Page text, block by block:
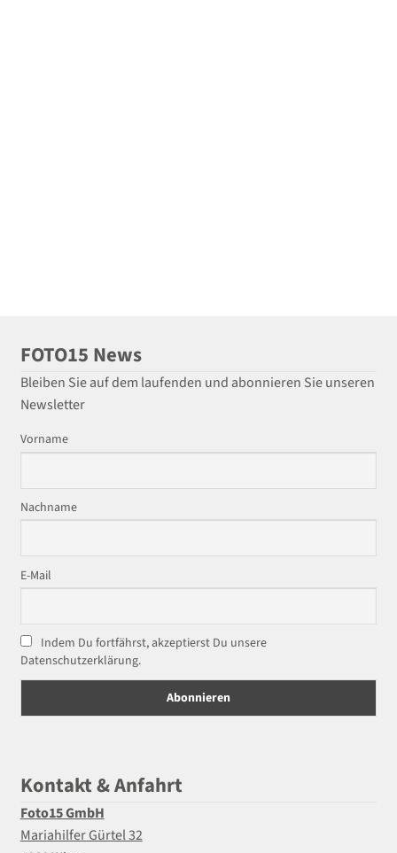
FOTO15 News
Bleiben Sie auf dem laufenden und abonnieren Sie unseren
Newsletter
Vorname
Nachname
E-Mail
Indem Du fortfährst, akzeptierst Du unsere
Datenschutzerklärung.
Kontakt & Anfahrt
Foto15 GmbH
Mariahilfer Gürtel 32